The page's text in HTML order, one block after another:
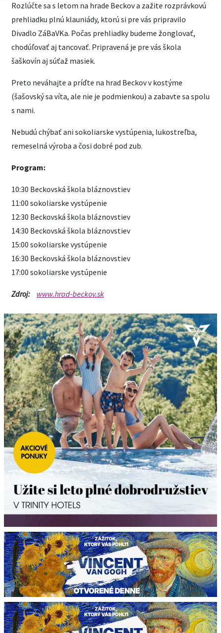
Rozlúčte sa s letom na hrade Beckov a zažite rozprávkovú
prehliadku plnú klauniády, ktorú si pre vás pripravilo
Divadlo ZáBaVKa. Počas prehliadky budeme žonglovať,
chodúľovať aj tancovať. Pripravená je pre vás škola
šaškovín aj súťaž masiek.
Preto neváhajte a príďte na hrad Beckov v kostýme
(šašovský sa víta, ale nie je podmienkou) a zabavte sa spolu
s nami.
Nebudú chýbať ani sokoliarske vystúpenia, lukostreľba,
remeselná výroba a čosi dobré pod zub.
Program:
10:30 Beckovská škola bláznovstiev
11:00 sokoliarske vystúpenie
12:30 Beckovská škola bláznovstiev
14:30 Beckovská škola bláznovstiev
15:00 sokoliarske vystúpenie
16:30 Beckovská škola bláznovstiev
17:00 sokoliarske vystúpenie
Zdroj: www.hrad-beckov.sk